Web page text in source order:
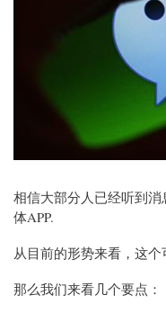
相信大部分人已经听到
体APP.
从目前的形势来看，这个
那么我们来看几个要点：